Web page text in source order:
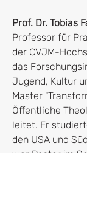
Prof. Dr. Tobias
Professor für
der CVJM-
das
Jugend, Kultur
Master
Öffentliche
leitet. Er
den USA und
war Pastor im